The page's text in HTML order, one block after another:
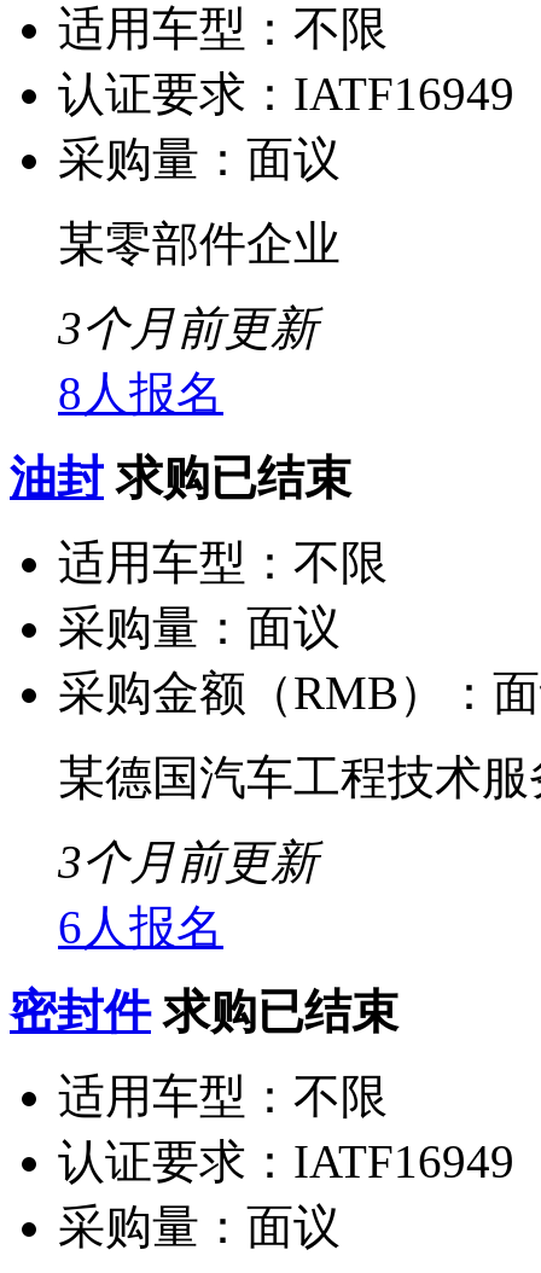
适用车型： 不限
认证要求： IATF16949
采购量： 面议
某零部件企业
3个月前更新
8人报名
油封 求购已结束
适用车型： 不限
采购量： 面议
采购金额（RMB）：
某德国汽车工程技术
3个月前更新
6人报名
密封件 求购已结束
适用车型： 不限
认证要求： IATF16949
采购量： 面议